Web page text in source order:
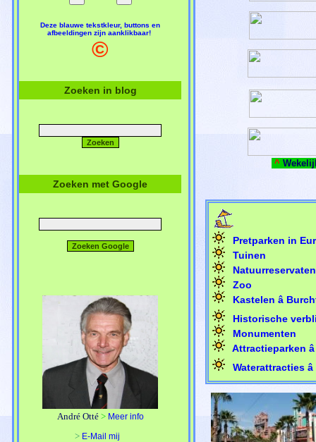
Deze blauwe tekstkleur, buttons en
afbeeldingen zijn aanklikbaar!
©
Zoeken in blog
Zoeken met Google
André Otté > Meer info
> E-Mail mij
^
Pretparken in
Tuinen
Natuurreservaten
Zoo
Kastelen â
Historische
Monumenten
Attractieparken
Waterattracties â